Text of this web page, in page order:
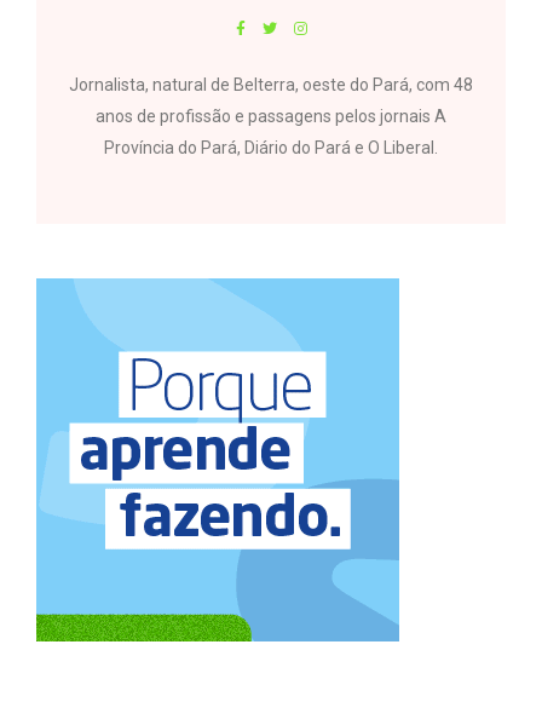
Jornalista, natural de Belterra, oeste do Pará, com 48
anos de profissão e passagens pelos jornais A
Província do Pará, Diário do Pará e O Liberal.